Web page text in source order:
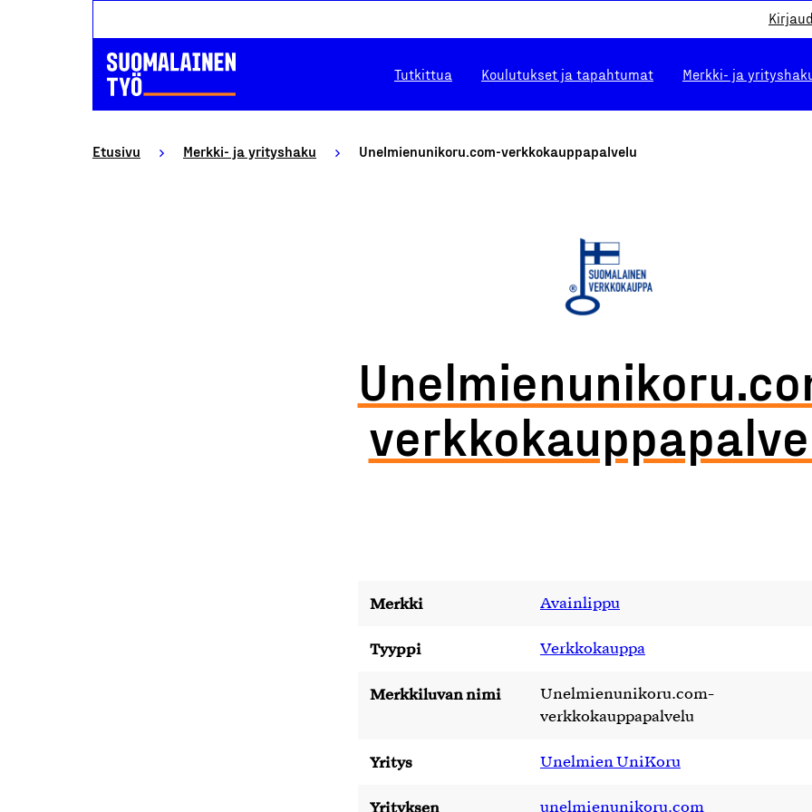
Tutkittua Koulutukset ja tapahtumat Merkki- ja
Etusivu Merkki- ja yrityshaku Unelmienunikoru.com-verkkokauppapalvelu
Merkki Avainlippu
Tyyppi Verkkokauppa
Merkkiluvan nimi
Unelmienunikoru.com-
verkkokauppapalvelu
Yritys Unelmien UniKoru
Yrityksen unelmienunikoru.com